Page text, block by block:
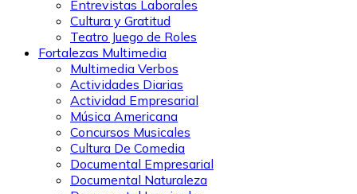
Entrevistas Laborales
Cultura y Gratitud
Teatro Juego de Roles
Fortalezas Multimedia
Multimedia Verbos
Actividades Diarias
Actividad Empresarial
Música Americana
Concursos Musicales
Cultura De Comedia
Documental Empresarial
Documental Naturaleza